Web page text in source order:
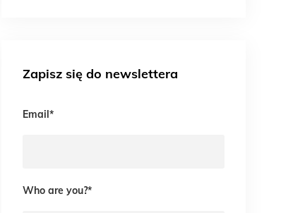
Zapisz się do newslettera
Email*
Who are you?*